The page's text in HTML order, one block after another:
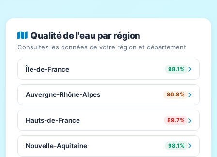
Qualité de l'eau par région
Consultez les données de votre région et département
Île-de-France 98.1%
Auvergne-Rhône-Alpes 96.9%
Hauts-de-France 89.7%
Nouvelle-Aquitaine 98.1%